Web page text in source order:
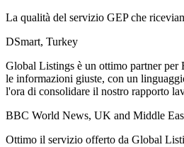
La qualità del servizio GEP che
DSmart, Turkey
Global Listings è un ottimo partner per
le informazioni giuste, con un
l'ora di consolidare il nostro rapporto
BBC World News, UK and Middle
Ottimo il servizio offerto da Global